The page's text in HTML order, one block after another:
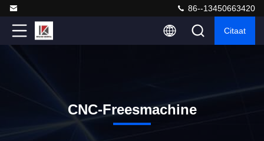
86--13450663420
Citaat
CNC-Freesmachine